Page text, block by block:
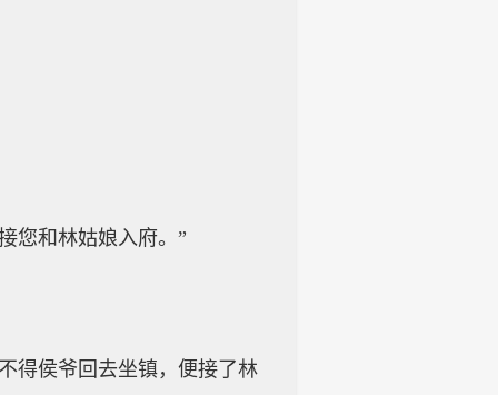
您和林姑娘入府。”
得侯爷回去坐镇，便接了林